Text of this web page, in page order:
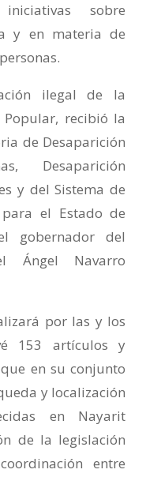
sobre
y en materia de
ilegal de la
recibió la
de Desaparición
Desaparición
y del Sistema de
el Estado de
gobernador del
Ángel Navarro
por las y los
153 artículos y
en su conjunto
y localización
en Nayarit
de la legislación
entre